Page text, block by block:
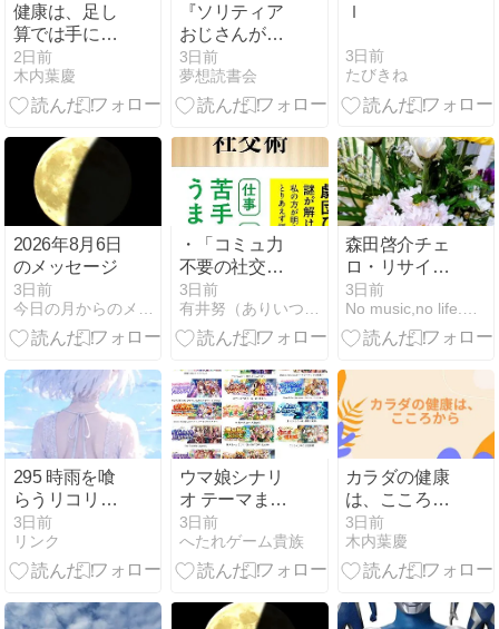
健康は、足し
算では手に入
らない
2日前
木内葉慶
『ソリティア
おじさんがい
た頃』村司侑
3日前
夢想読書会
ｌ
3日前
たびきね
2026年8月6日
のメッセージ
3日前
今日の月からのメッセージ
・「コミュ力
不要の社交
術」古市憲寿
著
3日前
有井努（ありいつとむ）の乱読ブログ
森田啓介チェ
ロ・リサイタ
ル
3日前
No music,no life.〜みこのつれづれ〜
295 時雨を喰
らうリコリス
～不条理と不
完全性定理の
狭間で～
3日前
リンク
ウマ娘シナリ
オ テーマまと
め
3日前
へたれゲーム貴族
カラダの健康
は、こころか
ら
3日前
木内葉慶